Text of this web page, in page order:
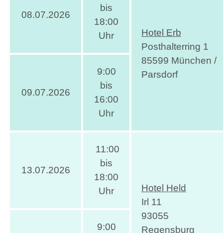
08.07.2026
bis
18:00
Uhr
Hotel Erb
Posthalterring 1
85599 München /
Parsdorf
09.07.2026
9:00
bis
16:00
Uhr
13.07.2026
11:00
bis
18:00
Uhr
Hotel Held
Irl 11
93055
Regensburg
9:00